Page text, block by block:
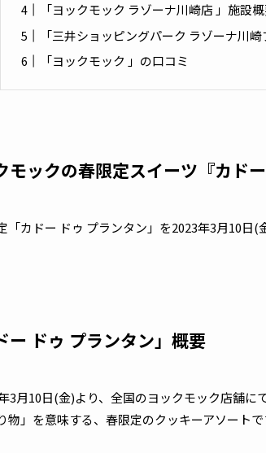
「ヨックモック ラゾーナ川崎店 」施設
「三井ショッピングパーク ラゾーナ川
「ヨックモック 」の口コミ
モックの春限定スイーツ『カド
「カドー ドゥ プランタン」を2023年3月10日
ー ドゥ プランタン」概要
3月10日(金)より、全国のヨックモック店舗
物」を意味する、春限定のクッキーアソートで